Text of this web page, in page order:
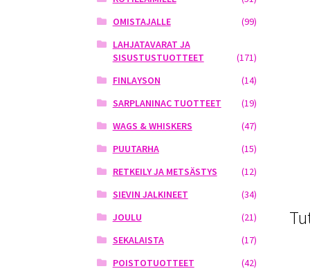
OMISTAJALLE
(99)
LAHJATAVARAT JA
SISUSTUSTUOTTEET
(171)
FINLAYSON
(14)
SARPLANINAC TUOTTEET
(19)
WAGS & WHISKERS
(47)
PUUTARHA
(15)
RETKEILY JA METSÄSTYS
(12)
SIEVIN JALKINEET
(34)
JOULU
(21)
SEKALAISTA
(17)
POISTOTUOTTEET
(42)